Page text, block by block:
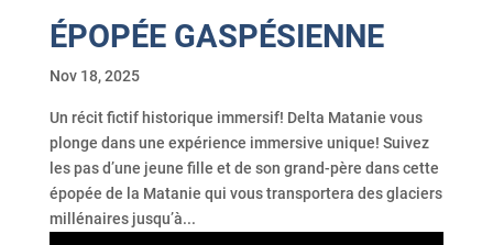
ÉPOPÉE GASPÉSIENNE
Nov 18, 2025
Un récit fictif historique immersif! Delta Matanie vous
plonge dans une expérience immersive unique! Suivez
les pas d’une jeune fille et de son grand-père dans cette
épopée de la Matanie qui vous transportera des glaciers
millénaires jusqu’à...